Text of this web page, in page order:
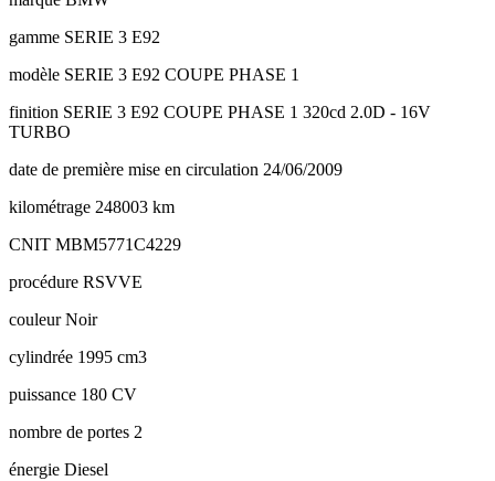
gamme SERIE 3 E92
modèle SERIE 3 E92 COUPE PHASE 1
finition SERIE 3 E92 COUPE PHASE 1 320cd 2.0D - 16V
TURBO
date de première mise en circulation 24/06/2009
kilométrage 248003 km
CNIT MBM5771C4229
procédure RSVVE
couleurNoir
cylindrée 1995 cm3
puissance 180 CV
nombre de portes 2
énergie Diesel